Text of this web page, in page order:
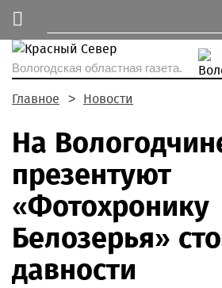
Вологодская областная газета.
Главное Новости
На
презентуют
«Фотохронику
Белозерья»
давности